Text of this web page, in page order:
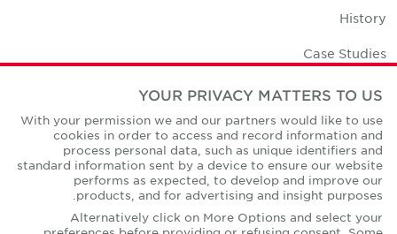
History
Case Studies
Office Space Calculator
Careers
Contact Us
Office Locations
Corporate Social Responsibility
YOUR PRIVACY MATTERS TO US
With your permission we and our partners would like to use
cookies in order to access and record information and
process personal data, such as unique identifiers and
standard information sent by a device to ensure our website
performs as expected, to develop and improve our
products, and for advertising and insight purposes.
Alternatively click on More Options and select your